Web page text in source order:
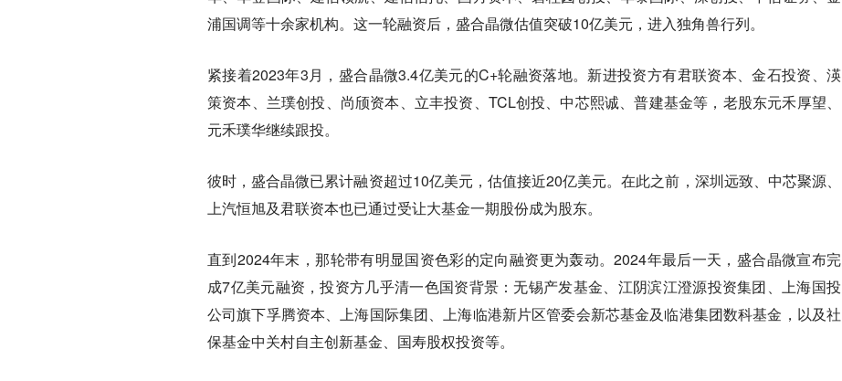
浦国调等十余家机构。这一轮融资后，盛合晶微估值突破10亿美元，进入独角兽行列。
紧接着2023年3月，盛合晶微3.4亿美元的C+轮融资落地。新进投资方有君联资本、金石投资、渶
策资本、兰璞创投、尚颀资本、立丰投资、TCL创投、中芯熙诚、普建基金等，老股东元禾厚望、
元禾璞华继续跟投。
彼时，盛合晶微已累计融资超过10亿美元，估值接近20亿美元。在此之前，深圳远致、中芯聚源、
上汽恒旭及君联资本也已通过受让大基金一期股份成为股东。
直到2024年末，那轮带有明显国资色彩的定向融资更为轰动。2024年最后一天，盛合晶微宣布完
成7亿美元融资，投资方几乎清一色国资背景：无锡产发基金、江阴滨江澄源投资集团、上海国投
公司旗下孚腾资本、上海国际集团、上海临港新片区管委会新芯基金及临港集团数科基金，以及社
保基金中关村自主创新基金、国寿股权投资等。